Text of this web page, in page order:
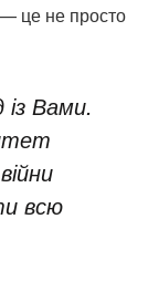
— це не просто
із Вами.
всю